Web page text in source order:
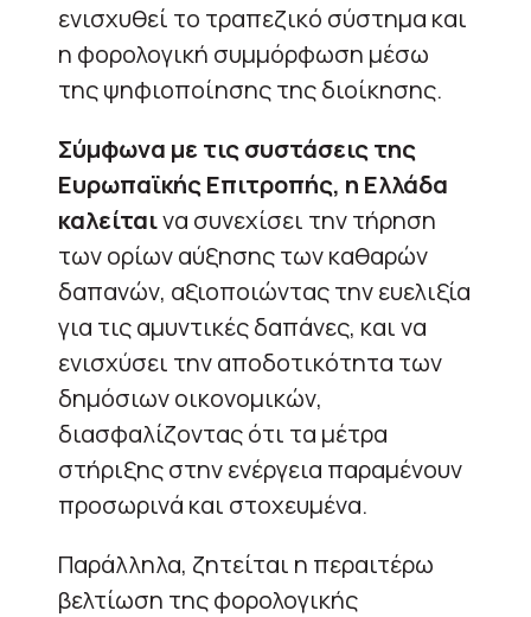
ενισχυθεί το τραπεζικό σύστημα και
η φορολογική συμμόρφωση μέσω
της ψηφιοποίησης της διοίκησης.
Σύμφωνα με τις συστάσεις της
Ευρωπαϊκής Επιτροπής, η Ελλάδα
καλείταινα συνεχίσει την τήρηση
των ορίων αύξησης των καθαρών
δαπανών, αξιοποιώντας την ευελιξία
για τις αμυντικές δαπάνες, και να
ενισχύσει την αποδοτικότητα των
δημόσιων οικονομικών,
διασφαλίζοντας ότι τα μέτρα
στήριξης στην ενέργεια παραμένουν
προσωρινά και στοχευμένα.
Παράλληλα, ζητείται η περαιτέρω
βελτίωση της φορολογικής